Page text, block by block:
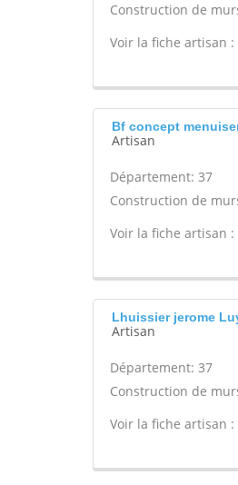
Construction de
Voir la fiche artisan :
Bf concept
Artisan
Département: 37
Construction de
Voir la fiche artisan :
Lhuissier jerome
Artisan
Département: 37
Construction de
Voir la fiche artisan :